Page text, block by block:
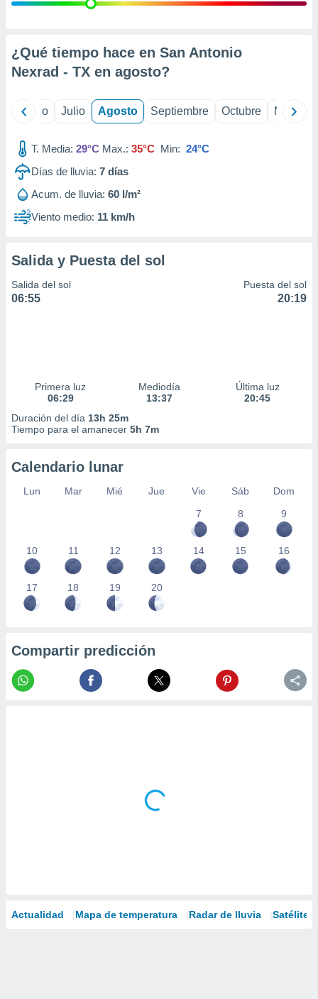
e
mediante
de
1199
¿Qué tiempo hace en San Antonio
Nexrad - TX en agosto?
Junio Julio Agosto Septiembre Octubre
T. Media: 29°C Max.: 35°C Min: 24°C
Días de lluvia: 7 días
Acum. de lluvia: 60 l/m²
Viento medio: 11 km/h
Salida y Puesta del sol
Salida del sol
06:55
Puesta del sol
20:19
Primera luz
06:29
Mediodía
13:37
Última luz
20:45
Duración del día 13h 25m
Tiempo para el amanecer 5h 7m
Calendario lunar
Lun Mar Mié Jue Vie Sáb
Dom
7
8 9
10 11 12 13 14 15 16
17 18 19 20
Compartir predicción
Actualidad Mapa de temperatura Radar de lluvia Satélites